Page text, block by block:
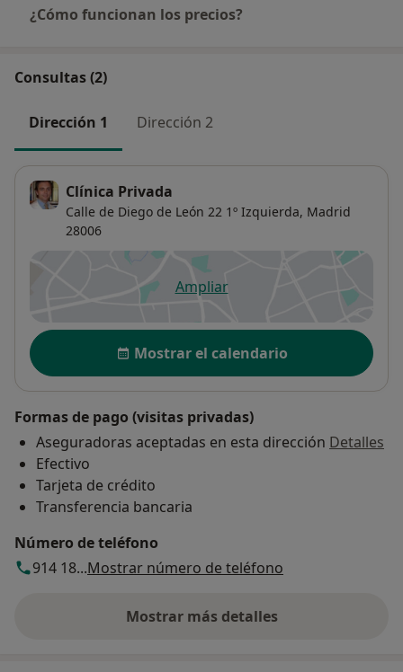
¿Cómo funcionan los precios?
Consultas (2)
Dirección 1 Dirección 2
Clínica Privada
Calle de Diego de León 22 1º Izquierda, Madrid
28006
Ampliarse abre en una nueva
Disponibilidad
Mostrar el calendario
Formas de pago (visitas privadas)
Aseguradoras aceptadas en esta dirección Detalles
Efectivo
Tarjeta de crédito
Transferencia bancaria
Número de teléfono
914 18...Mostrar número de teléfono
Mostrar más detalles
sobre la dirección